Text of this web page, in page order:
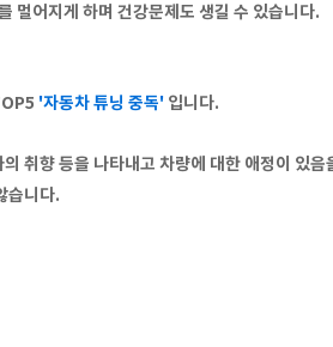
멀어지게 하며 건강문제도 생길 수 있습니다.
'자동차 튜닝 중독' 입니다.
취향 등을 나타내고 차량에 대한 애정이 있
습니다.